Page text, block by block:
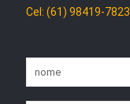
Cel: (61) 98419-7823